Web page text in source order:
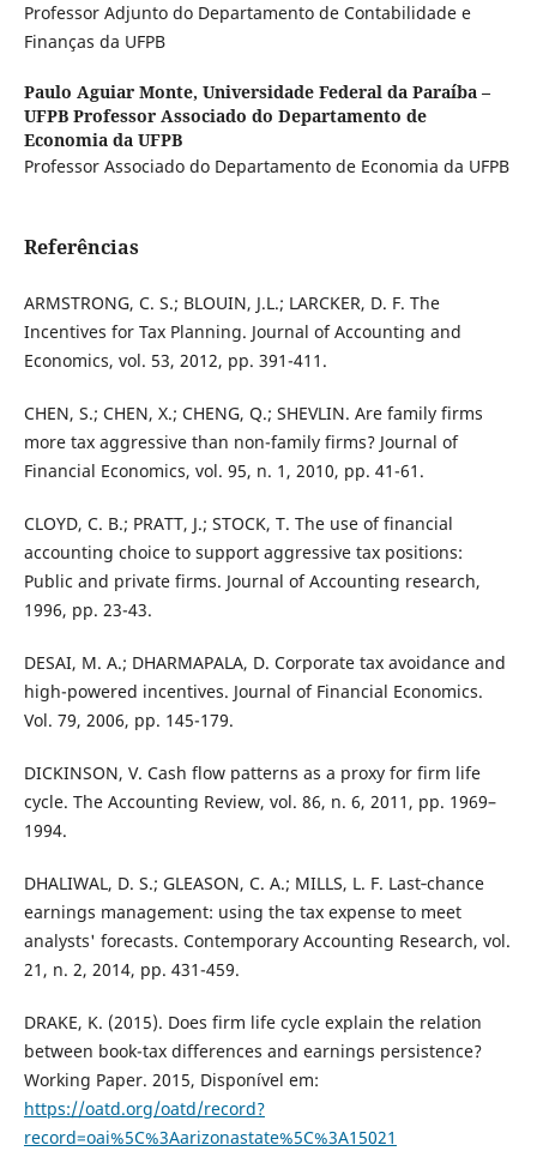
Professor Adjunto do Departamento de Contabilidade e
Finanças da UFPB
Paulo Aguiar Monte, Universidade Federal da Paraíba –
UFPB Professor Associado do Departamento de
Economia da UFPB
Professor Associado do Departamento de Economia da UFPB
Referências
ARMSTRONG, C. S.; BLOUIN, J.L.; LARCKER, D. F. The
Incentives for Tax Planning. Journal of Accounting and
Economics, vol. 53, 2012, pp. 391-411.
CHEN, S.; CHEN, X.; CHENG, Q.; SHEVLIN. Are family firms
more tax aggressive than non-family firms? Journal of
Financial Economics, vol. 95, n. 1, 2010, pp. 41-61.
CLOYD, C. B.; PRATT, J.; STOCK, T. The use of financial
accounting choice to support aggressive tax positions:
Public and private firms. Journal of Accounting research,
1996, pp. 23-43.
DESAI, M. A.; DHARMAPALA, D. Corporate tax avoidance and
high-powered incentives. Journal of Financial Economics.
Vol. 79, 2006, pp. 145-179.
DICKINSON, V. Cash flow patterns as a proxy for firm life
cycle. The Accounting Review, vol. 86, n. 6, 2011, pp. 1969–
1994.
DHALIWAL, D. S.; GLEASON, C. A.; MILLS, L. F. Last‐chance
earnings management: using the tax expense to meet
analysts' forecasts. Contemporary Accounting Research, vol.
21, n. 2, 2014, pp. 431-459.
DRAKE, K. (2015). Does firm life cycle explain the relation
between book-tax differences and earnings persistence?
Working Paper. 2015, Disponível em:
https://oatd.org/oatd/record?
record=oai%5C%3Aarizonastate%5C%3A15021